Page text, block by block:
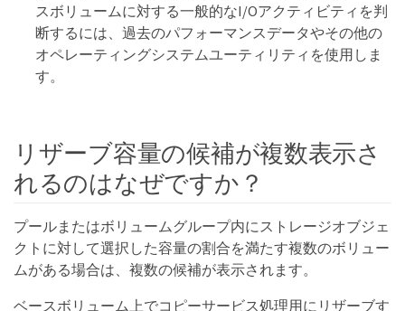
スボリュームに対する一般的なI/Oアクティビティを判
断するには、過去のパフォーマンスデータやその他の
オペレーティングシステムユーティリティを使用しま
す。
リザーブ容量の候補が複数表示さ
れるのはなぜですか？
プールまたはボリュームグループ内にストレージオブジェ
クトに対して選択した容量の割合を満たす複数のボリュー
ムがある場合は、複数の候補が表示されます。
ベースボリューム上でコピーサービス処理用にリザーブす